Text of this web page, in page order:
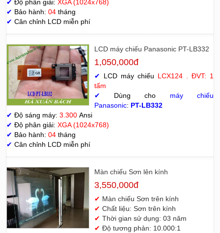
✔ Độ phân giải: XGA (1024x768)
✔ Bảo hành: 04 tháng
✔ Cân chỉnh LCD miễn phí
LCD máy chiếu Panasonic PT-LB332
1,050,000đ
✔ LCD máy chiếu LCX124 . ĐVT: 1
tấm
✔
Dùng cho máy chiếu
Panasonic: PT-LB332
✔ Độ sáng máy: 3.300 Ansi
✔ Độ phân giải: XGA (1024x768)
✔ Bảo hành: 04 tháng
✔ Cân chỉnh LCD miễn phí
Màn chiếu Sơn lên kính
3,550,000đ
✔ Màn chiếu Sơn trên kính
✔ Chất liệu: Sơn trên kính
✔ Thời gian sử dụng: 03 năm
✔ Độ tương phản: 10.000:1